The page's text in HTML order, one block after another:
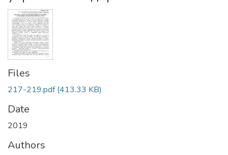
Files
217-219.pdf(413.33 KB)
Date
2019
Authors